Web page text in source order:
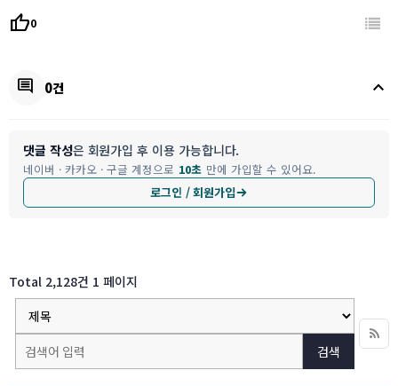
thumb_up0
comment 0건 keyboard_arrow_up
댓글 작성은 회원가입 후 이용 가능합니다.
네이버 · 카카오 · 구글 계정으로 10초 만에 가입할 수 있어요.
로그인 / 회원가입
Total 2,128건 1 페이지
검색